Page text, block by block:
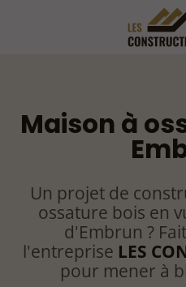
Maison à
Un projet de
ossature bois en
d'Embrun ?
l'entreprise LES
pour mener à